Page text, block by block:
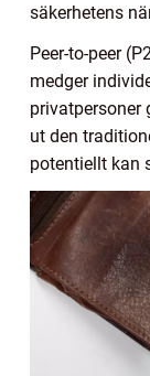
säkerhetens
Peer-to-peer
medger
privatpersoner
ut den
potentiellt kan